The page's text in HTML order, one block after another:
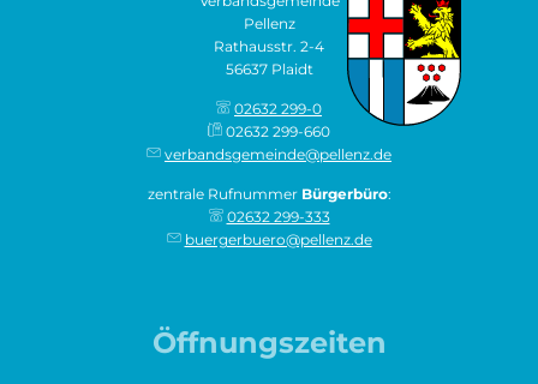
Pellenz
Rathausstr. 2-4
56637 Plaidt
02632 299-0
02632 299-660
verbandsgemeinde@pellenz.de
zentrale Rufnummer Bürgerbüro:
02632 299-333
buergerbuero@pellenz.de
Öffnungszeiten